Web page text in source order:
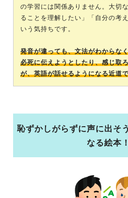
の学習には関係ありません。大切
ることを理解したい」「自分の考
いう気持ちです。
発音が違っても、文法がわからな
必死に伝えようとしたり、感じ取
が、英語が話せるようになる近道
恥ずかしがらずに声に出そ
なる絵本！